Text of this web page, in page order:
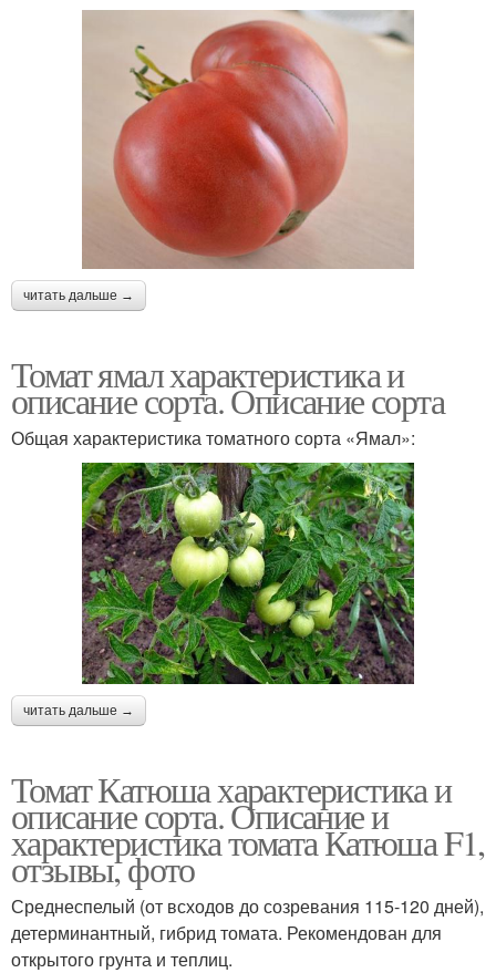
читать дальше →
Томат ямал характеристика и
описание сорта. Описание сорта
Общая характеристика томатного сорта «Ямал»:
читать дальше →
Томат Катюша характеристика и
описание сорта. Описание и
характеристика томата Катюша F1,
отзывы, фото
Среднеспелый (от всходов до созревания 115-120 дней),
детерминантный, гибрид томата. Рекомендован для
открытого грунта и теплиц.